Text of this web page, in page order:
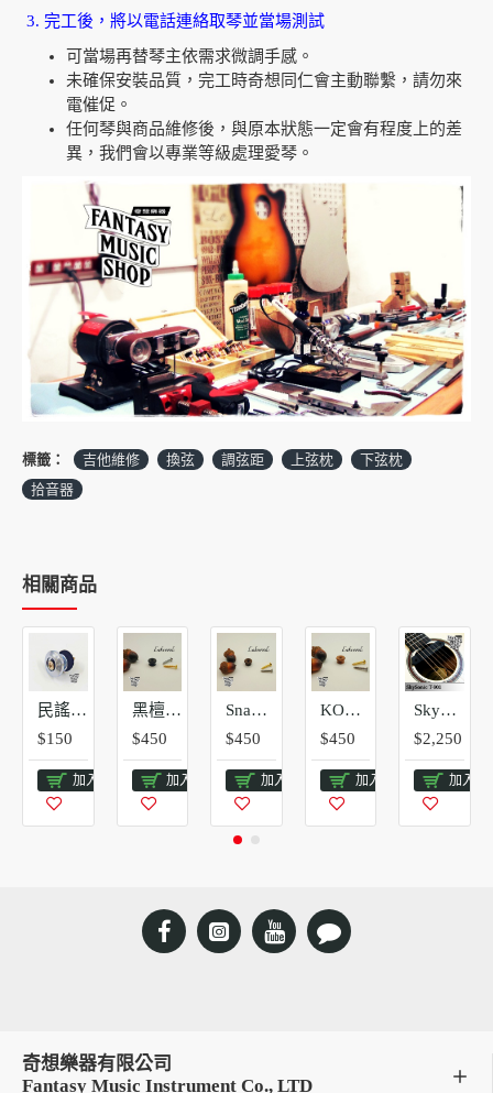
3. 完工後，將以電話連絡取琴並當場測試
可當場再替琴主依需求微調手感。
未確保安裝品質，完工時奇想同仁會主動聯繫，請勿來
電催促。
任何琴與商品維修後，與原本狀態一定會有程度上的差
異，我們會以專業等級處理愛琴。
標籤： 吉他維修 換弦 調弦距 上弦枕
下弦枕
拾音器
相關商品
民謠吉他背帶釘 銀色 | 金屬專業款+緩衝墊片
$150
加入購物車
黑檀木背帶釘 | 德國Lakewood原廠 (贈送緩衝墊片)
$450
加入購物車
Snakewood 背帶釘 | 德國Lakewood原廠 (贈送緩衝墊片)
$450
加入購物車
KOA 背帶釘 | 德國Lakewood原廠 (贈送緩衝墊片)
$450
加入購物車
SkySonic 天音 響孔拾音器 T901 單系統
$2,250
加入購
奇想樂器有限公司
Fantasy Music Instrument Co., LTD